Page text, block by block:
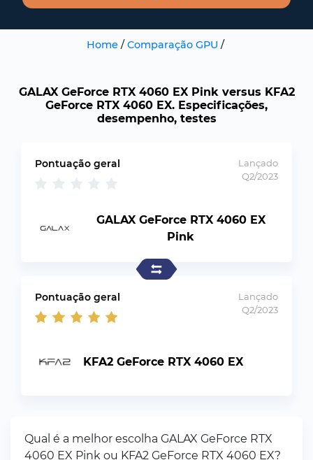
Home/ Comparação GPU /
GALAX GeForce RTX 4060 EX Pink versus KFA2
GeForce RTX 4060 EX. Especificações,
desempenho, testes
Pontuação geral
Lançado
Q2/2023
GALAX GeForce RTX 4060 EX
Pink
Lançado
Q2/2023
Pontuação geral
KFA2 GeForce RTX 4060 EX
Qual é a melhor escolha GALAX GeForce RTX
4060 EX Pink ou KFA2 GeForce RTX 4060 EX?